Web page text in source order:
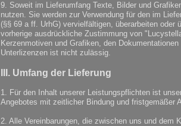
9. Soweit im Lieferumfang Texte, Bilder und
nutzen. Sie werden zur Verwendung für den im
(§§ 69 a ff. UrhG) vervielfältigen, überarbeiten
vorherige ausdrückliche Zustimmung von
Kerzenmotiven und Grafiken, den
Unterlizenzen ist nicht zulässig.
III. Umfang der Lieferung
1. Für den Inhalt unserer Leistungspflichten ist
Angebotes mit zeitlicher Bindung und fristgemäßer
2. Alle Vereinbarungen, die zwischen uns und dem